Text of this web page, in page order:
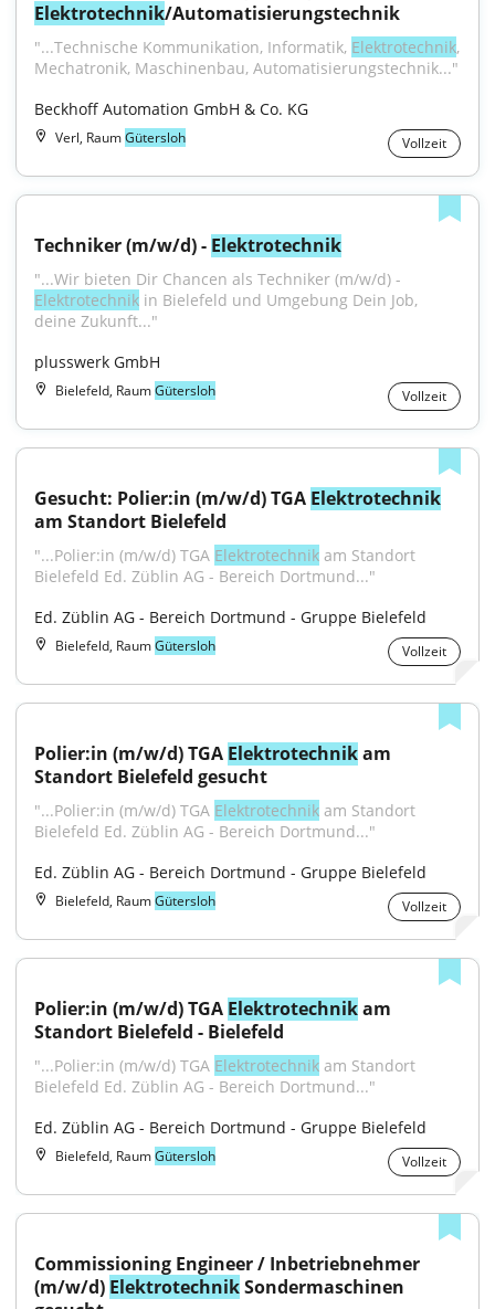
Elektrotechnik/Automatisierungstechnik
"...Technische Kommunikation, Informatik, Elektrotechnik,
Mechatronik, Maschinenbau, Automatisierungstechnik..."
Beckhoff Automation GmbH & Co. KG
Verl, RaumGütersloh Vollzeit
Techniker (m/w/d) - Elektrotechnik
Elektrotechnik in Bielefeld und Umgebung Dein Job,
deine Zukunft..."
plusswerk GmbH
Bielefeld, RaumGütersloh Vollzeit
Gesucht: Polier:in (m/w/d) TGA Elektrotechnik
am Standort Bielefeld
"...Polier:in (m/w/d) TGA Elektrotechnik am Standort
Bielefeld Ed. Züblin AG - Bereich Dortmund..."
Ed. Züblin AG - Bereich Dortmund - Gruppe Bielefeld
Bielefeld, RaumGütersloh Vollzeit
Polier:in (m/w/d) TGA Elektrotechnik am
Standort Bielefeld gesucht
"...Polier:in (m/w/d) TGA Elektrotechnik am Standort
Bielefeld Ed. Züblin AG - Bereich Dortmund..."
Ed. Züblin AG - Bereich Dortmund - Gruppe Bielefeld
Bielefeld, RaumGütersloh Vollzeit
Polier:in (m/w/d) TGA Elektrotechnik am
Standort Bielefeld - Bielefeld
"...Polier:in (m/w/d) TGA Elektrotechnik am Standort
Bielefeld Ed. Züblin AG - Bereich Dortmund..."
Ed. Züblin AG - Bereich Dortmund - Gruppe Bielefeld
Bielefeld, RaumGütersloh Vollzeit
Commissioning Engineer / Inbetriebnehmer
(m/w/d) Elektrotechnik Sondermaschinen